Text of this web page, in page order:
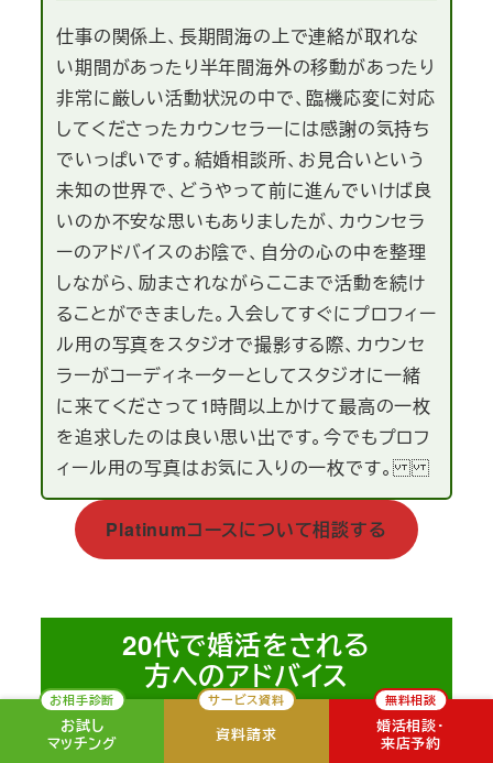
仕事の関係上、長期間海の上で連絡が取れな
い期間があったり半年間海外の移動があったり
非常に厳しい活動状況の中で、臨機応変に対応
してくださったカウンセラーには感謝の気持ち
でいっぱいです。結婚相談所、お見合いという
未知の世界で、どうやって前に進んでいけば良
いのか不安な思いもありましたが、カウンセラ
ーのアドバイスのお陰で、自分の心の中を整理
しながら、励まされながらここまで活動を続け
ることができました。入会してすぐにプロフィー
ル用の写真をスタジオで撮影する際、カウンセ
ラーがコーディネーターとしてスタジオに一緒
に来てくださって1時間以上かけて最高の一枚
を追求したのは良い思い出です。今でもプロフ
ィール用の写真はお気に入りの一枚です。
Platinumコースについて相談する
20代で婚活をされる
方へのアドバイス
20代で婚活される方には、「積極的に沢山の方とお
お相手診断
お試し
マッチング
サービス資料
資料請求
無料相談
婚活相談・
来店予約